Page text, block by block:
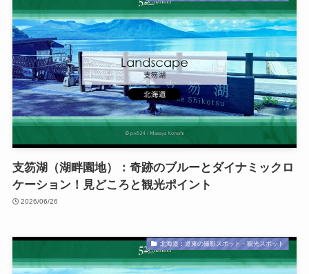
支笏湖（湖畔園地）：奇跡のブルーとダイナミックロ
ケーション！見どころと観光ポイント
2026/06/26
北海道：道東の撮影スポット・観光スポット